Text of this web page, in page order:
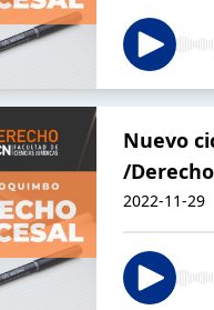
Nuevo
/
2022-11-29